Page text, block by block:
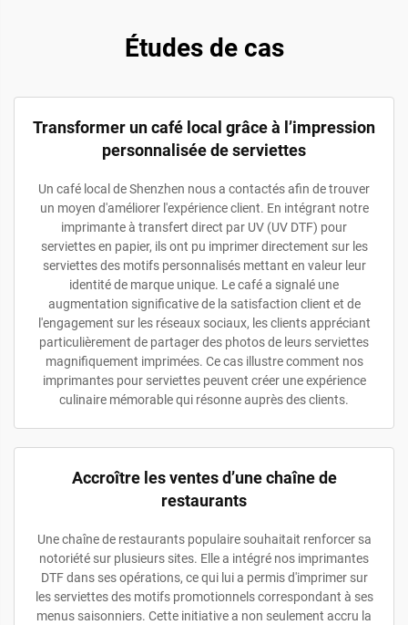
Études de cas
Transformer un café local grâce à l’impression
personnalisée de serviettes
Un café local de Shenzhen nous a contactés afin de trouver
un moyen d'améliorer l'expérience client. En intégrant notre
imprimante à transfert direct par UV (UV DTF) pour
serviettes en papier, ils ont pu imprimer directement sur les
serviettes des motifs personnalisés mettant en valeur leur
identité de marque unique. Le café a signalé une
augmentation significative de la satisfaction client et de
l'engagement sur les réseaux sociaux, les clients appréciant
particulièrement de partager des photos de leurs serviettes
magnifiquement imprimées. Ce cas illustre comment nos
imprimantes pour serviettes peuvent créer une expérience
culinaire mémorable qui résonne auprès des clients.
Accroître les ventes d’une chaîne de
restaurants
Une chaîne de restaurants populaire souhaitait renforcer sa
notoriété sur plusieurs sites. Elle a intégré nos imprimantes
DTF dans ses opérations, ce qui lui a permis d'imprimer sur
les serviettes des motifs promotionnels correspondant à ses
menus saisonniers. Cette initiative a non seulement accru la